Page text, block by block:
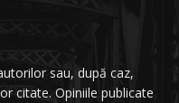
sau, după caz,
citate. Opiniile publicate